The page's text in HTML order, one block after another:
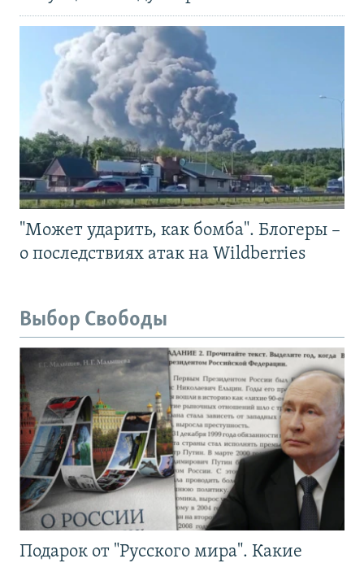
"Может ударить, как бомба". Блогеры –
о последствиях атак на Wildberries
Выбор Свободы
Подарок от "Русского мира". Какие